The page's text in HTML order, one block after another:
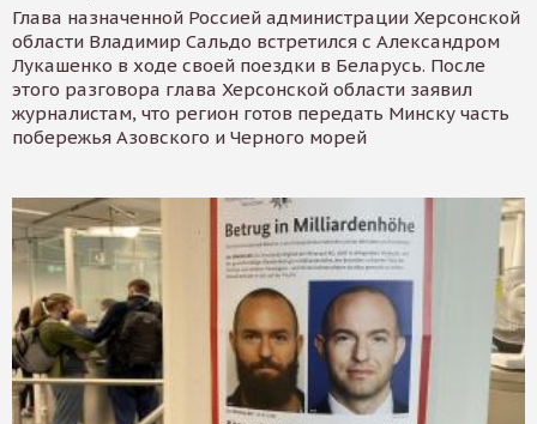
Глава назначенной Россией администрации Херсонской
области Владимир Сальдо встретился с Александром
Лукашенко в ходе своей поездки в Беларусь. После
этого разговора глава Херсонской области заявил
журналистам, что регион готов передать Минску часть
побережья Азовского и Черного морей